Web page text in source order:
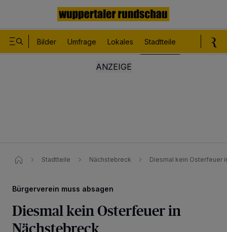
Bilder Umfrage Lokales Stadtteile
Stadtteile Nächstebreck Diesmal kein Osterfeuer
Bürgerverein muss absagen
Diesmal kein Osterfeuer in
Nächstebreck